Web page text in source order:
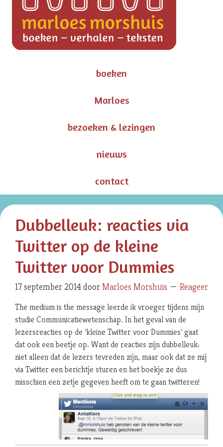
boeken
Marloes
bezoeken & lezingen
nieuws
contact
Dubbelleuk: reacties via
Twitter op de kleine
Twitter voor Dummies
17 september 2014 doorMarloes Morshuis Reageer
The medium is the message leerde ik vroeger tijdens mijn
studie Communicatiewetenschap. In het geval van de
lezersreacties op de ‘kleine Twitter voor Dummies’ gaat
dat ook een beetje op. Want de reacties zijn dubbelleuk:
niet alleen dat de lezers tevreden zijn, maar ook dat ze mij
via Twitter een berichtje sturen en het boekje ze dus
misschien een zetje gegeven heeft om te gaan twitteren!